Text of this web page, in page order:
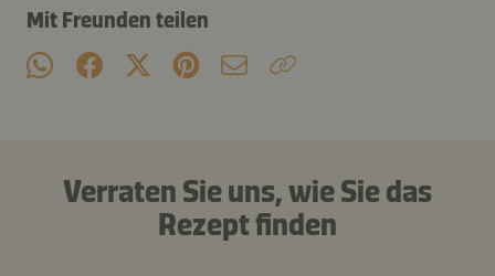
Mit Freunden teilen
Verraten Sie uns, wie Sie das
Rezept finden